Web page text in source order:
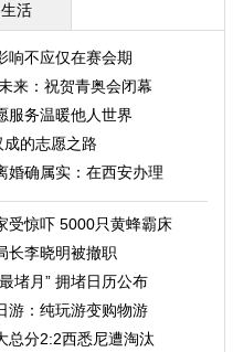
生活
响不应仅在赛会期
来：祝贺青奥会闭幕
服务温暖他人世界
成的志愿之路
婚确属实：在西安办理
受惊吓 5000只黄蜂霸床
长李晓明被撤职
堵月” 拥堵日历公布
游：纯玩游变购物游
总分2:2西悉尼遭淘汰